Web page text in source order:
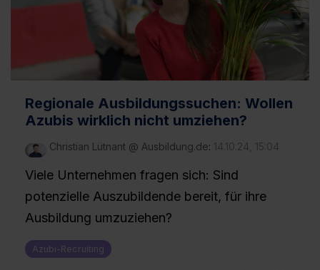
Regionale Ausbildungssuchen: Wollen
Azubis wirklich nicht umziehen?
Christian Lütnant @ Ausbildung.de: 14.10.24, 15:04
Viele Unternehmen fragen sich: Sind
potenzielle Auszubildende bereit, für ihre
Ausbildung umzuziehen?
Azubi-Recruiting